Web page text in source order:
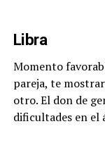
Libra
Momento
pareja, te
otro. El don de
dificultades en el